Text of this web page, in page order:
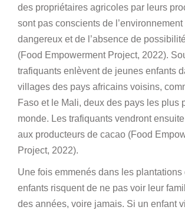
des propriétaires agricoles par leurs
sont pas conscients de l’environnement
dangereux et de l’absence de
(Food Empowerment Project, 2022).
trafiquants enlèvent de jeunes enfants
villages des pays africains voisins,
Faso et le Mali, deux des pays les plus
monde. Les trafiquants vendront
aux producteurs de cacao (Food
Project, 2022).
Une fois emmenés dans les plantations
enfants risquent de ne pas voir leur
des années, voire jamais. Si un enfant